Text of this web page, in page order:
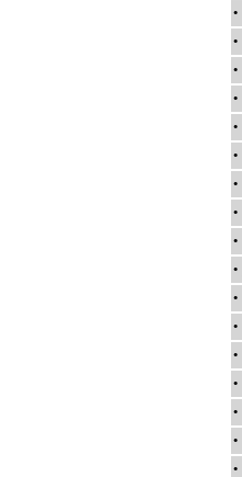
·
·
·
·
·
·
·
·
·
·
·
·
·
·
·
·
·